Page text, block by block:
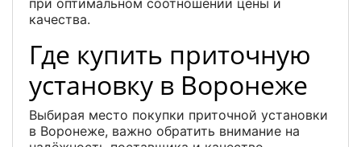
при оптимальном соотношении цены и
качества.
Где купить приточную
установку в Воронеже
Выбирая место покупки приточной установки
в Воронеже, важно обратить внимание на